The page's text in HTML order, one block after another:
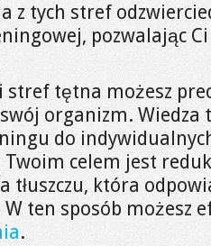
z tych stref
pozwalając
stref tętna możesz
organizm.
do
Twoim celem jest
tłuszczu, która
W ten sposób możesz
.